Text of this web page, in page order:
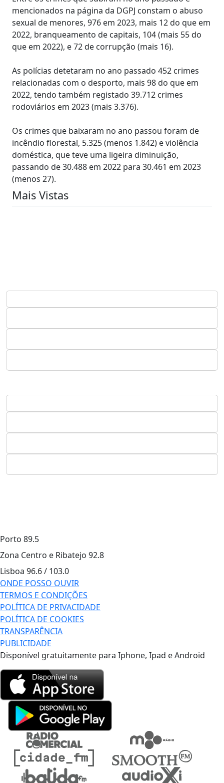
mencionados na página da DGPJ constam o abuso
sexual de menores, 976 em 2023, mais 12 do que em
2022, branqueamento de capitais, 104 (mais 55 do
que em 2022), e 72 de corrupção (mais 16).
As polícias detetaram no ano passado 452 crimes
relacionadas com o desporto, mais 98 do que em
2022, tendo também registado 39.712 crimes
rodoviários em 2023 (mais 3.376).
Os crimes que baixaram no ano passou foram de
incêndio florestal, 5.325 (menos 1.842) e violência
doméstica, que teve uma ligeira diminuição,
passando de 30.488 em 2022 para 30.461 em 2023
(menos 27).
Mais Vistas
Porto 89.5
Zona Centro e Ribatejo 92.8
Lisboa 96.6 / 103.0
ONDE POSSO OUVIR
TERMOS E CONDIÇÕES
POLÍTICA DE PRIVACIDADE
POLÍTICA DE COOKIES
TRANSPARÊNCIA
PUBLICIDADE
Disponível gratuitamente para Iphone, Ipad e Android